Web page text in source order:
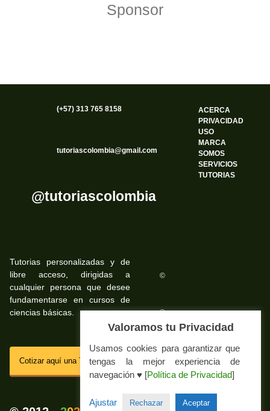
Sponsor
(+57) 313 765 8158
tutoriascolombia@gmail.com
@tutoriascolombia
ACERCA
PRIVACIDAD
USO
MARCA
SOMOS
SERVICIOS
TUTORIAS
Tutorias personalizadas y de
libre acceso, dirigidas a
cualquier persona que desee
fundamentarse en cursos de
ciencias básicas.
Cotizar aquí una Tutoria Web
©
©
SSL
Valoramos tu Privacidad
Usamos cookies para garantizar que
tengas la mejor experiencia de
navegación ♥ [Política de Privacidad]
Ajustar Rechazar Aceptar